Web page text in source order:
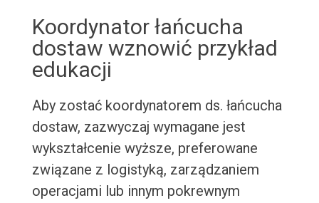
Koordynator łańcucha
dostaw wznowić przykład
edukacji
Aby zostać koordynatorem ds. łańcucha
dostaw, zazwyczaj wymagane jest
wykształcenie wyższe, preferowane
związane z logistyką, zarządzaniem
operacjami lub innym pokrewnym